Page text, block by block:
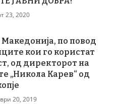
23, 2020
по повод
кои го користат
од директорот на
„Никола Карев“ од
20, 2019